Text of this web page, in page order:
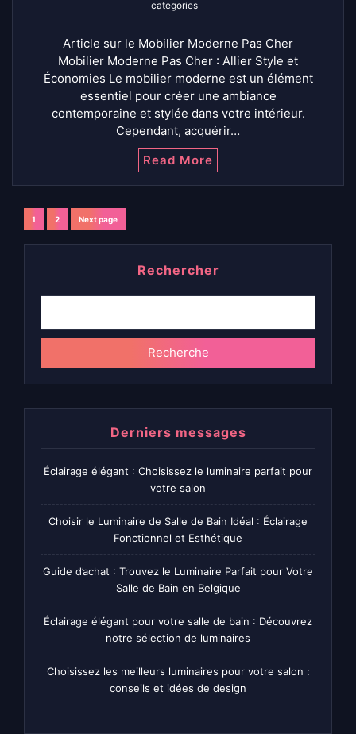
categories
Article sur le Mobilier Moderne Pas Cher
Mobilier Moderne Pas Cher : Allier Style et
Économies Le mobilier moderne est un élément
essentiel pour créer une ambiance
contemporaine et stylée dans votre intérieur.
Cependant, acquérir…
Read More
Navigation
des
Page
1 Page
2 Next page
Rechercher
Recherche
Derniers messages
Éclairage élégant : Choisissez le luminaire parfait pour
votre salon
Choisir le Luminaire de Salle de Bain Idéal : Éclairage
Fonctionnel et Esthétique
Guide d’achat : Trouvez le Luminaire Parfait pour Votre
Salle de Bain en Belgique
Éclairage élégant pour votre salle de bain : Découvrez
notre sélection de luminaires
Choisissez les meilleurs luminaires pour votre salon :
conseils et idées de design